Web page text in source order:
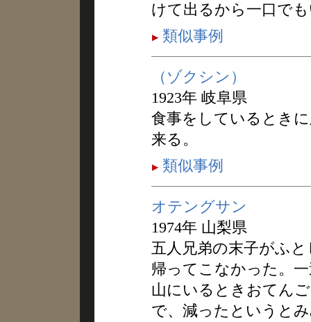
けて出るから一口で
類似事例
（ゾクシン）
1923年 岐阜県
食事をしているとき
来る。
類似事例
オテングサン
1974年 山梨県
五人兄弟の末子がふ
帰ってこなかった。
山にいるときおてん
で、減ったというと